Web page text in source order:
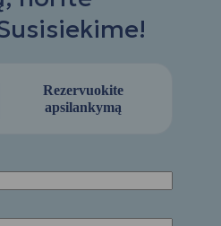
Rezervuokite
apsilankymą